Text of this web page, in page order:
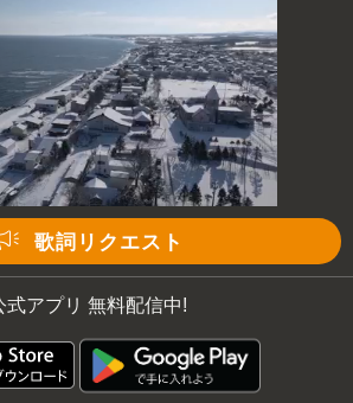
歌詞リクエスト
式アプリ 無料配信中!